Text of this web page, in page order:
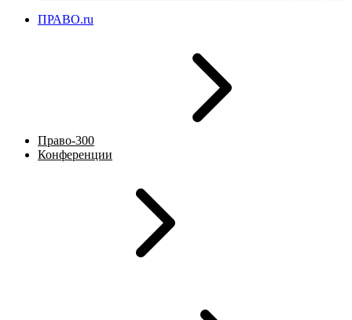
ПРАВО.ru
Право-300
Конференции